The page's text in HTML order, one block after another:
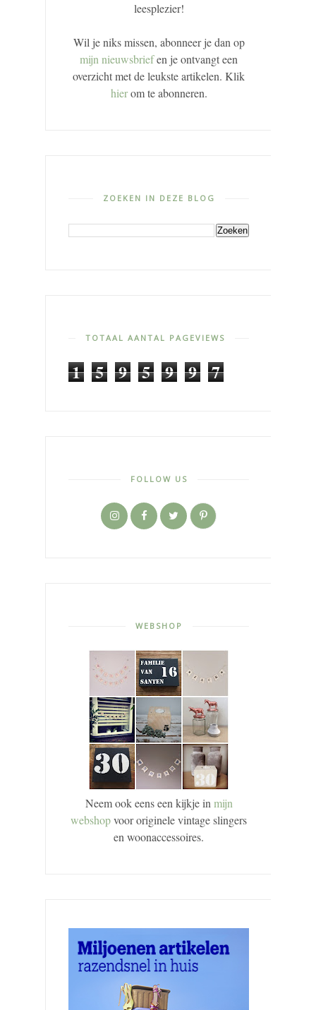
leesplezier!
Wil je niks missen, abonneer je dan op
mijn nieuwsbriefen je ontvangt een
overzicht met de leukste artikelen. Klik
hierom te abonneren.
ZOEKEN IN DEZE BLOG
TOTAAL AANTAL PAGEVIEWS
1 5 9 5 9 9 7
FOLLOW US
WEBSHOP
Neem ook eens een kijkje inmijn
webshopvoor originele vintage slingers
en woonaccessoires.